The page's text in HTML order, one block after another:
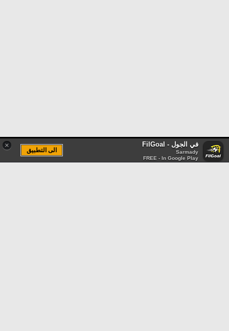
× في الجول - FilGoal
Sarmady
FREE - In Google Play
الى التطبيق